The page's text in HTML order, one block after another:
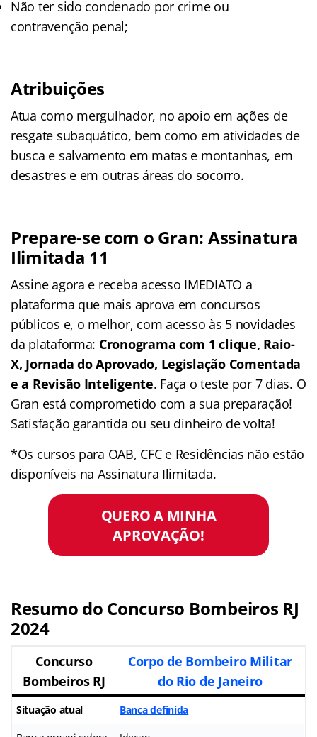
Não ter sido condenado por crime ou
contravenção penal;
Atribuições
Atua como mergulhador, no apoio em ações de
resgate subaquático, bem como em atividades de
busca e salvamento em matas e montanhas, em
desastres e em outras áreas do socorro.
Prepare-se com o Gran: Assinatura
Ilimitada 11
Assine agora e receba acesso IMEDIATO a
plataforma que mais aprova em concursos
públicos e, o melhor, com acesso às 5 novidades
da plataforma: Cronograma com 1 clique, Raio-
X, Jornada do Aprovado, Legislação Comentada
e a Revisão Inteligente. Faça o teste por 7 dias. O
Gran está comprometido com a sua preparação!
Satisfação garantida ou seu dinheiro de volta!
*Os cursos para OAB, CFC e Residências não estão
disponíveis na Assinatura Ilimitada.
QUERO A MINHA
APROVAÇÃO!
Resumo do Concurso Bombeiros RJ
2024
Concurso
Bombeiros RJ
Corpo de Bombeiro Militar
do Rio de Janeiro
Situação atual Banca definida